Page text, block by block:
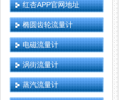
红杏APP官网地址
椭圆齿轮流量计
电磁流量计
涡街流量计
蒸汽流量计